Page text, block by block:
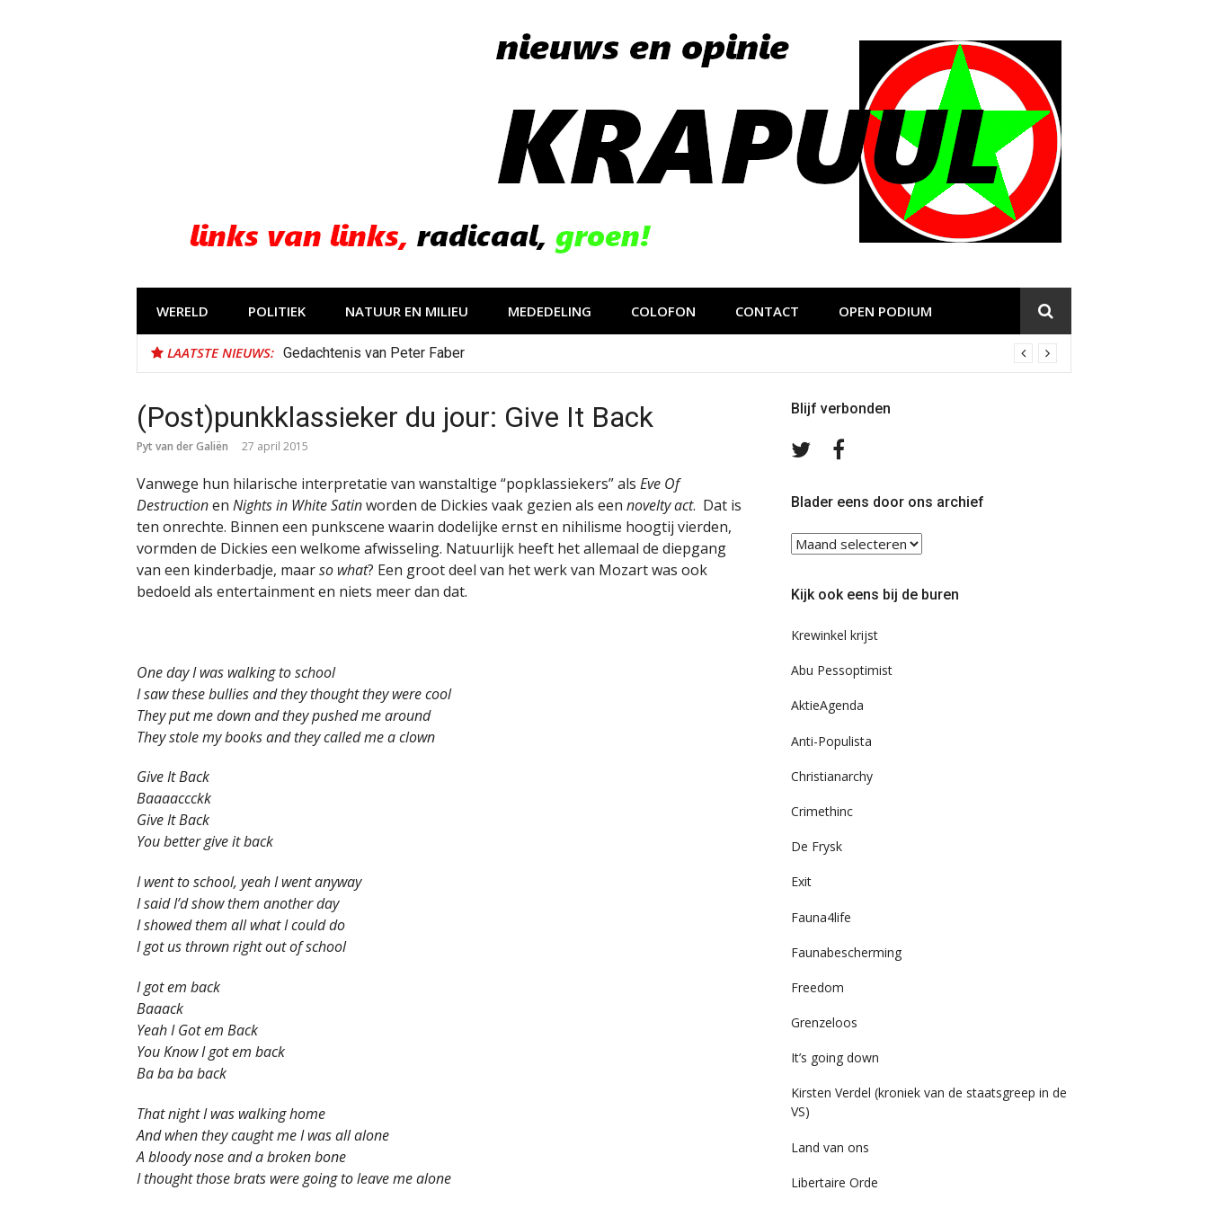
WERELD POLITIEK NATUUR EN MILIEU MEDEDELING COLOFON CONTACT OPEN PODIUM
LAATSTE NIEUWS: Gedachtenis van Peter Faber
(Post)punkklassieker du jour: Give It Back
Pyt van der Galiën 27 april 2015
Vanwege hun hilarische interpretatie van wanstaltige “popklassiekers” als Eve Of
Destructionen Nights in White Satinworden de Dickies vaak gezien als een novelty act. Dat is
ten onrechte. Binnen een punkscene waarin dodelijke ernst en nihilisme hoogtij vierden,
vormden de Dickies een welkome afwisseling. Natuurlijk heeft het allemaal de diepgang
van een kinderbadje, maarso what? Een groot deel van het werk van Mozart was ook
bedoeld als entertainment en niets meer dan dat.
One day I was walking to school
I saw these bullies and they thought they were cool
They put me down and they pushed me around
They stole my books and they called me a clown
Give It Back
Baaaaccckk
Give It Back
You better give it back
I went to school, yeah I went anyway
I said I’d show them another day
I showed them all what I could do
I got us thrown right out of school
I got em back
Baaack
Yeah I Got em Back
You Know I got em back
Ba ba ba back
That night I was walking home
And when they caught me I was all alone
A bloody nose and a broken bone
I thought those brats were going to leave me alone
Blijf verbonden
Volg
TwitterFacebook
Blader eens door ons archief
Blader
eens
ons
Kijk ook eens bij de buren
Krewinkel krijst
Abu Pessoptimist
AktieAgenda
Anti-Populista
Christianarchy
Crimethinc
De Frysk
Exit
Fauna4life
Faunabescherming
Freedom
Grenzeloos
It’s going down
Kirsten Verdel (kroniek van de staatsgreep in de
VS)
Land van ons
Libertaire Orde